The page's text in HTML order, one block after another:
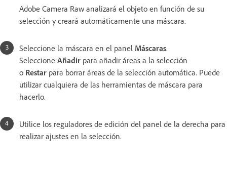
Adobe Camera Raw analizará el objeto en función de su
selección y creará automáticamente una máscara.
Seleccione la máscara en el panel Máscaras.
Seleccione Añadir para añadir áreas a la selección
o Restar para borrar áreas de la selección automática. Puede
utilizar cualquiera de las herramientas de máscara para
hacerlo.
Utilice los reguladores de edición del panel de la derecha para
realizar ajustes en la selección.